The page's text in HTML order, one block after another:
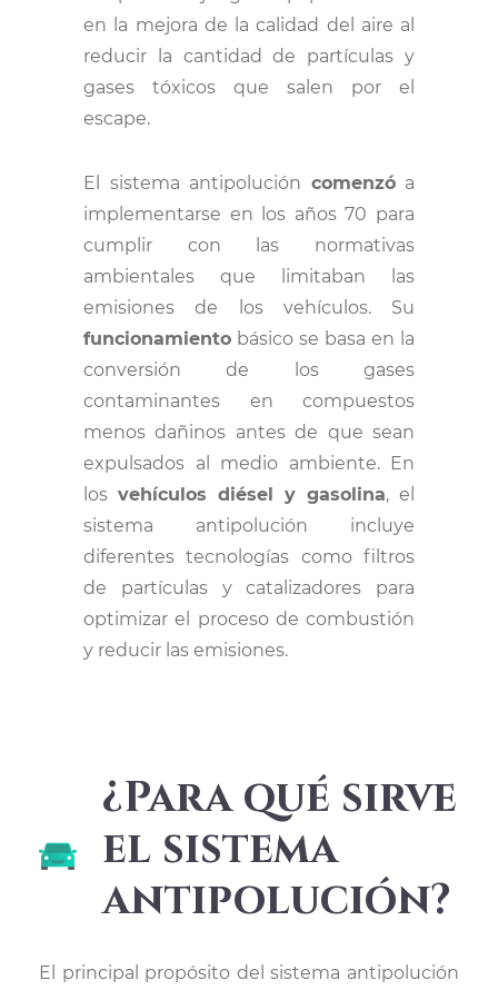
en la mejora de la calidad del aire al
reducir la cantidad de partículas y
gases tóxicos que salen por el
escape.
El sistema antipolución comenzóa
implementarse en los años 70 para
cumplir con las normativas
ambientales que limitaban las
emisiones de los vehículos. Su
funcionamiento básico se basa en la
conversión de los gases
contaminantes en compuestos
menos dañinos antes de que sean
expulsados al medio ambiente. En
los vehículos diésel y gasolina, el
sistema antipolución incluye
diferentes tecnologías como filtros
de partículas y catalizadores para
optimizar el proceso de combustión
y reducir las emisiones.
¿Para qué sirve
el sistema
antipolución?
El principal propósito del sistema antipolución